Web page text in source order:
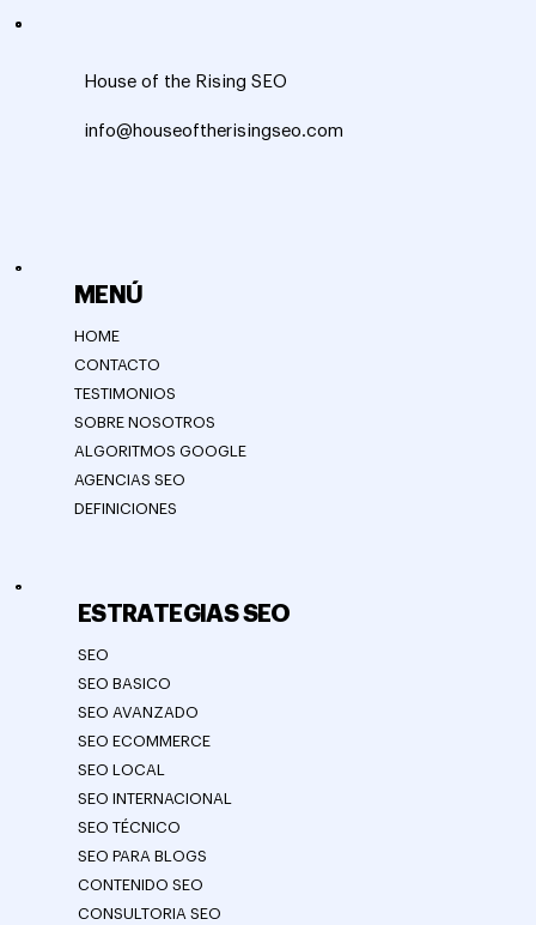
MENÚ
HOME
CONTACTO
TESTIMONIOS
SOBRE NOSOTROS
ALGORITMOS GOOGLE
AGENCIAS SEO
DEFINICIONES
ESTRATEGIAS SEO
SEO
SEO BASICO
SEO AVANZADO
SEO ECOMMERCE
SEO LOCAL
SEO INTERNACIONAL
SEO TÉCNICO
SEO PARA BLOGS
CONTENIDO SEO
CONSULTORIA SEO
House of the Rising SEO
info@houseoftherisingseo.com